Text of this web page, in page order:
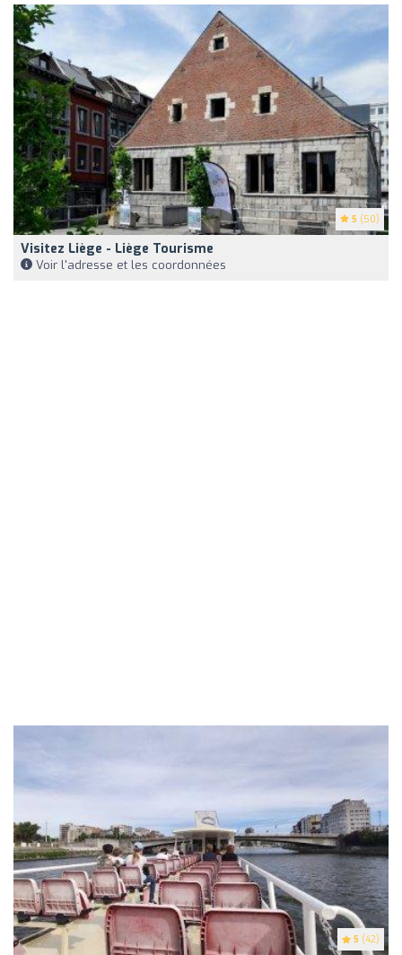
5 (50)
Visitez Liège - Liège Tourisme
Voir l'adresse et les coordonnées
5 (42)